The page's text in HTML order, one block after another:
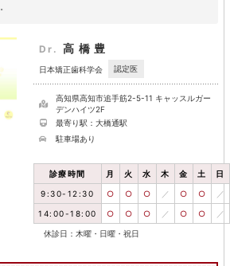
Dr. 高橋豊
日本矯正歯科学会 認定医
高知県高知市追手筋2-5-11 キャッスルガー
デンハイツ2F
最寄り駅：大橋通駅
駐車場あり
診療時間 月 火 水 木 金 土 日
9:30-12:30 ○ ○ ○ ／ ○ ○ ／
14:00-18:00 ○ ○ ○ ／ ○ ○ ／
休診日：木曜・日曜・祝日